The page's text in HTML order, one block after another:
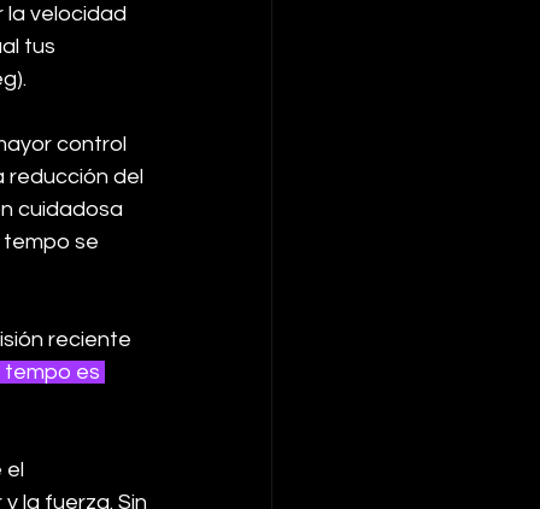
la velocidad
tus
control
reducción del
cuidadosa
se
reciente
es
el
la fuerza. Sin